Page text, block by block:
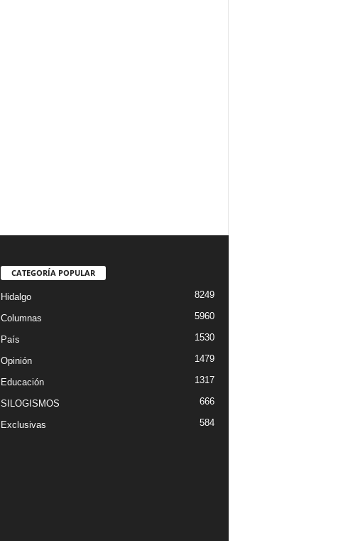
CATEGORÍA POPULAR
Hidalgo 8249
Columnas 5960
País 1530
Opinión 1479
Educación 1317
SILOGISMOS 666
Exclusivas 584